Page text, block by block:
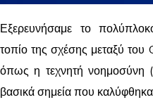
Εξερευνήσαμε το
τοπίο της σχέσης μεταξύ
όπως η τεχνητή νοημοσύνη
βασικά σημεία που